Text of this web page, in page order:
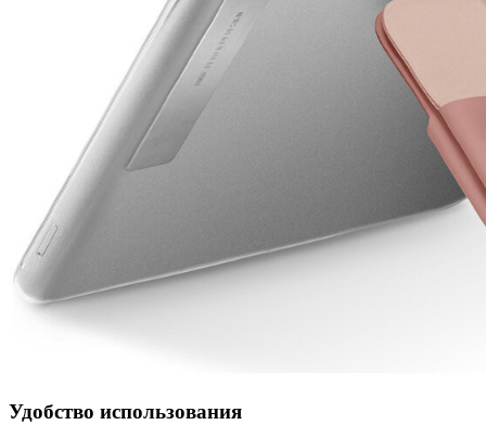
Удобство использования